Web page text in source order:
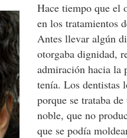
Hace tiempo que el
en los tratamientos
Antes llevar algún
otorgaba dignidad,
admiración hacia la
tenía. Los dentistas
porque se trataba
noble, que no
que se podía